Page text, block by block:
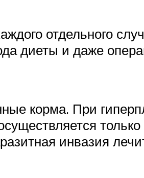
отдельного
диеты и даже
корма. При
только
инвазия